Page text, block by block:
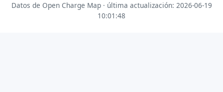
Datos de Open Charge Map · última actualización: 2026-06-19
10:01:48